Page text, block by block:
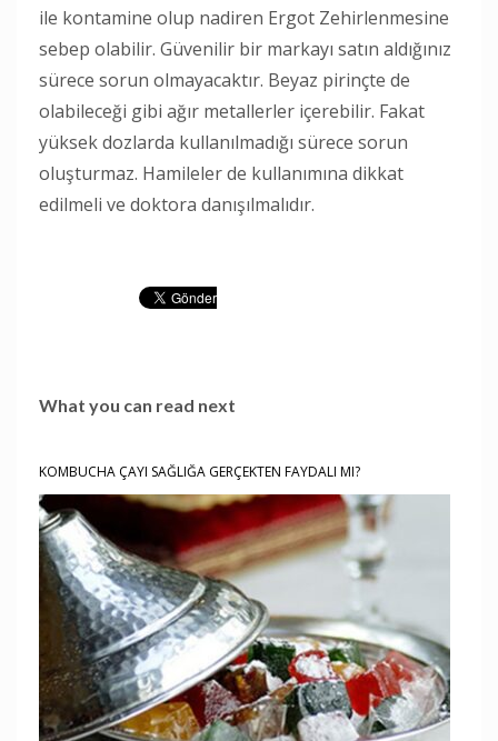
ile kontamine olup nadiren Ergot Zehirlenmesine
sebep olabilir. Güvenilir bir markayı satın aldığınız
sürece sorun olmayacaktır. Beyaz pirinçte de
olabileceği gibi ağır metallerler içerebilir. Fakat
yüksek dozlarda kullanılmadığı sürece sorun
oluşturmaz. Hamileler de kullanımına dikkat
edilmeli ve doktora danışılmalıdır.
What you can read next
KOMBUCHA ÇAYI SAĞLIĞA GERÇEKTEN FAYDALI MI?